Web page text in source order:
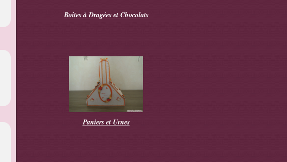
Boîtes à Dragées et Chocolats
Paniers et Urnes